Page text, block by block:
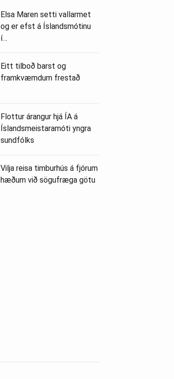
Elsa Maren setti vallarmet
og er efst á Íslandsmótinu
í…
Eitt tilboð barst og
framkvæmdum frestað
Flottur árangur hjá ÍA á
Íslandsmeistaramóti yngra
sundfólks
Vilja reisa timburhús á fjórum
hæðum við sögufræga götu